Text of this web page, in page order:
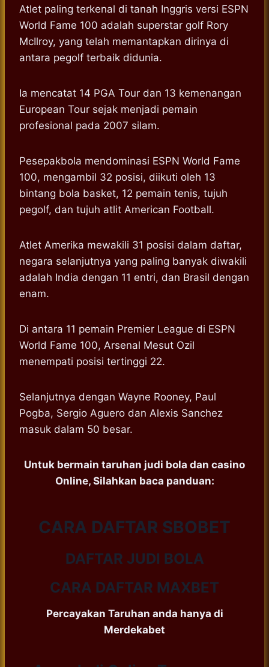
Atlet paling terkenal di tanah Inggris versi ESPN
World Fame 100 adalah superstar golf Rory
McIlroy, yang telah memantapkan dirinya di
antara pegolf terbaik didunia.
Ia mencatat 14 PGA Tour dan 13 kemenangan
European Tour sejak menjadi pemain
profesional pada 2007 silam.
Pesepakbola mendominasi ESPN World Fame
100, mengambil 32 posisi, diikuti oleh 13
bintang bola basket, 12 pemain tenis, tujuh
pegolf, dan tujuh atlit American Football.
Atlet Amerika mewakili 31 posisi dalam daftar,
negara selanjutnya yang paling banyak diwakili
adalah India dengan 11 entri, dan Brasil dengan
enam.
Di antara 11 pemain Premier League di ESPN
World Fame 100, Arsenal Mesut Ozil
menempati posisi tertinggi 22.
Selanjutnya dengan Wayne Rooney, Paul
Pogba, Sergio Aguero dan Alexis Sanchez
masuk dalam 50 besar.
Untuk bermain taruhan judi bola dan casino
Online, Silahkan baca panduan:
CARA DAFTAR SBOBET
DAFTAR JUDI BOLA
CARA DAFTAR MAXBET
Percayakan Taruhan anda hanya di
Merdekabet